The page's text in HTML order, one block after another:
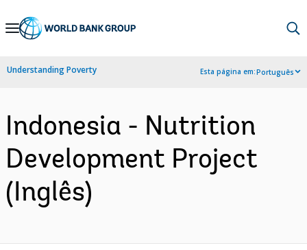
Skip
Navigation
Understanding Poverty Esta página em:Português
Indonesia - Nutrition
Development Project
(Inglês)